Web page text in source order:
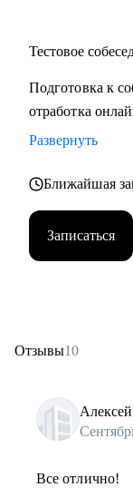
Тестовое
Подготовка к
отработка
Развернуть
Ближайшая
Записаться
Отзывы10
Алексей
Все отлично!